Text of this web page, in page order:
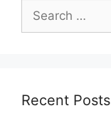
for:
Recent Posts